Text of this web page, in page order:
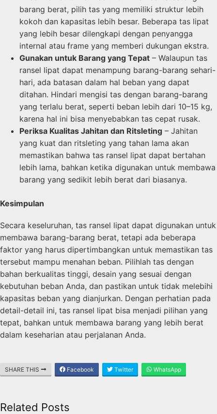
barang berat, pilih tas yang memiliki struktur lebih
kokoh dan kapasitas lebih besar. Beberapa tas lipat
yang lebih besar dilengkapi dengan penyangga
internal atau frame yang memberi dukungan ekstra.
Gunakan untuk Barang yang Tepat – Walaupun tas
ransel lipat dapat menampung barang-barang sehari-
hari, ada batasan dalam hal beban yang dapat
ditahan. Hindari mengisi tas dengan barang-barang
yang terlalu berat, seperti beban lebih dari 10–15 kg,
karena hal ini bisa menyebabkan tas cepat rusak.
Periksa Kualitas Jahitan dan Ritsleting – Jahitan
yang kuat dan ritsleting yang tahan lama akan
memastikan bahwa tas ransel lipat dapat bertahan
lebih lama, bahkan ketika digunakan untuk membawa
barang yang sedikit lebih berat dari biasanya.
Kesimpulan
Secara keseluruhan, tas ransel lipat dapat digunakan untuk
membawa barang-barang berat, tetapi ada beberapa
faktor yang harus dipertimbangkan untuk memastikan tas
tersebut mampu menahan beban. Pilihlah tas dengan
bahan berkualitas tinggi, desain yang sesuai dengan
kebutuhan beban Anda, dan pastikan untuk tidak melebihi
kapasitas beban yang dianjurkan. Dengan perhatian pada
detail-detail ini, tas ransel lipat bisa menjadi pilihan yang
tepat, bahkan untuk membawa barang yang lebih berat
dalam keseharian atau perjalanan Anda.
SHARE THIS Facebook Twitter WhatsApp
Related Posts